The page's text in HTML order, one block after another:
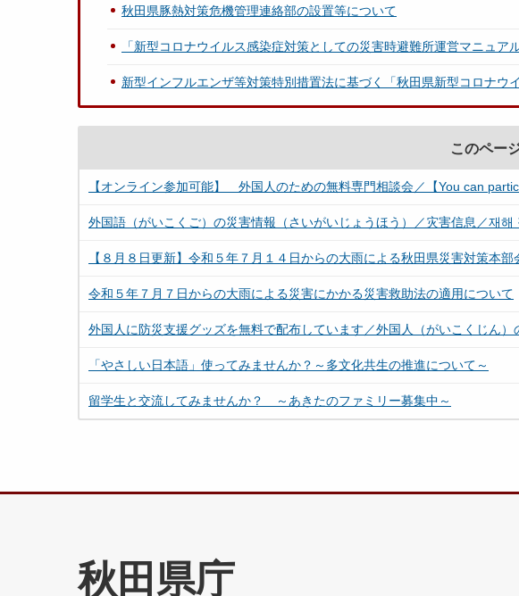
秋田県豚熱対策危機管理連絡部の設置等について
「新型コロナウイルス感染症対策としての災害時避難所運営マニュア
新型インフルエンザ等対策特別措置法に基づく「秋田県新型コロナウ
このペー
【オンライン参加可能】 外国人のための無料専門相談会／【You can
外国語（がいこくご）の災害情報（さいがいじょうほう）／灾害信息／재
【８月８日更新】令和５年７月１４日からの大雨による秋田県災害対策本
令和５年７月７日からの大雨による災害にかかる災害救助法の適用について
外国人に防災支援グッズを無料で配布しています／外国人（がいこくじん
「やさしい日本語」使ってみませんか？～多文化共生の推進について～
留学生と交流してみませんか？ ～あきたのファミリー募集中～
秋田県庁